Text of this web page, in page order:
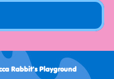
Rabbit's Playground